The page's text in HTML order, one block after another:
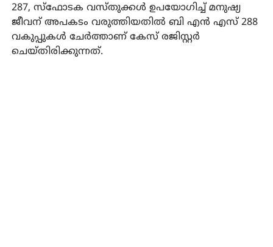
287, സ്‌ഫോടക വസ്തുക്കള്‍ ഉപയോഗിച്ച് മനുഷ്യ
ജീവന് അപകടം വരുത്തിയതില്‍ ബി എന്‍ എസ് 288
വകുപ്പുകള്‍ ചേര്‍ത്താണ് കേസ് രജിസ്റ്റര്‍
ചെയ്തിരിക്കുന്നത്.